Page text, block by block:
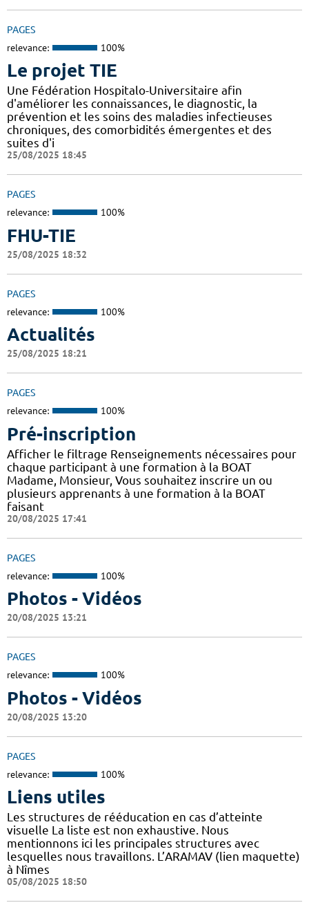
PAGES
relevance: 100%
Le projet TIE
Une Fédération Hospitalo-Universitaire afin
d'améliorer les connaissances, le diagnostic, la
prévention et les soins des maladies infectieuses
chroniques, des comorbidités émergentes et des
suites d'i
25/08/2025 18:45
PAGES
relevance: 100%
FHU-TIE
25/08/2025 18:32
PAGES
relevance: 100%
Actualités
25/08/2025 18:21
PAGES
relevance: 100%
Pré-inscription
Afficher le filtrage Renseignements nécessaires pour
chaque participant à une formation à la BOAT
Madame, Monsieur, Vous souhaitez inscrire un ou
plusieurs apprenants à une formation à la BOAT
faisant
20/08/2025 17:41
PAGES
relevance: 100%
Photos - Vidéos
20/08/2025 13:21
PAGES
relevance: 100%
Photos - Vidéos
20/08/2025 13:20
PAGES
relevance: 100%
Liens utiles
Les structures de rééducation en cas d’atteinte
visuelle La liste est non exhaustive. Nous
mentionnons ici les principales structures avec
lesquelles nous travaillons. L’ARAMAV (lien maquette)
à Nîmes
05/08/2025 18:50